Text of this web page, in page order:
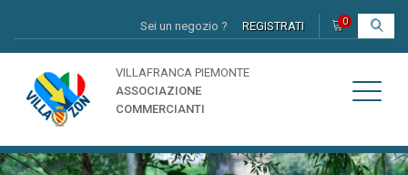
Sei un negozio ? REGISTRATI 0
VILLAFRANCA PIEMONTE
ASSOCIAZIONE
COMMERCIANTI